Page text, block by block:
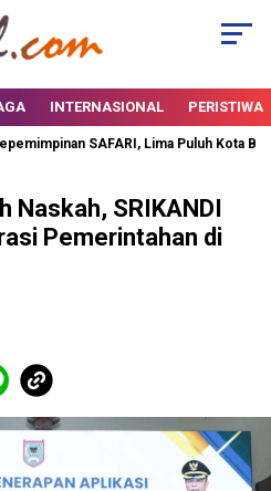
INTERNASIONAL PERISTIWA
SAFARI, Lima Puluh Kota
Naskah, SRIKANDI
Pemerintahan di